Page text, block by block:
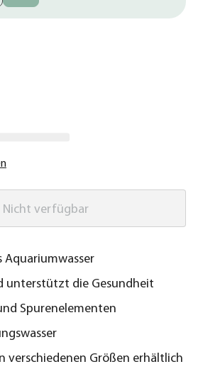
Nicht verfügbar
Aquariumwasser
unterstützt die Gesundheit
Spurenelementen
Größen erhältlich